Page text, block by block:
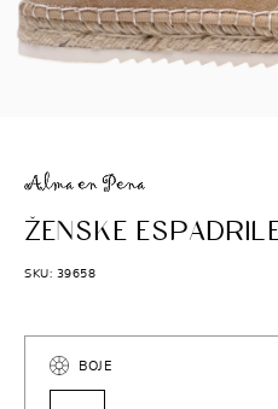
ALMA EN PENA
ŽENSKE ESPADRILE
SKU: 39658
BOJE